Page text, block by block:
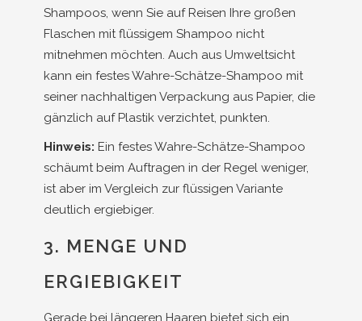
Shampoos, wenn Sie auf Reisen Ihre großen
Flaschen mit flüssigem Shampoo nicht
mitnehmen möchten. Auch aus Umweltsicht
kann ein festes Wahre-Schätze-Shampoo mit
seiner nachhaltigen Verpackung aus Papier, die
gänzlich auf Plastik verzichtet, punkten.
Hinweis: Ein festes Wahre-Schätze-Shampoo
schäumt beim Auftragen in der Regel weniger,
ist aber im Vergleich zur flüssigen Variante
deutlich ergiebiger.
3. MENGE UND
ERGIEBIGKEIT
Gerade bei längeren Haaren bietet sich ein